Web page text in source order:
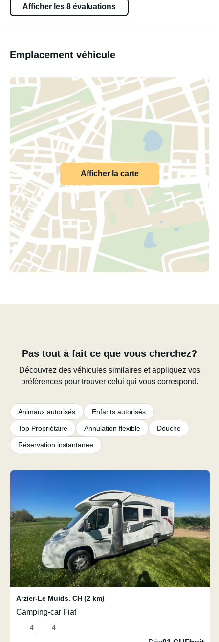
Afficher les 8 évaluations
Emplacement véhicule
Afficher la carte
Pas tout à fait ce que vous cherchez?
Découvrez des véhicules similaires et appliquez vos
préférences pour trouver celui qui vous correspond.
Animaux autorisés Enfants autorisés
Top Propriétaire Annulation flexible Douche
Réservation instantanée
Arzier-Le Muids, CH (2 km)
Camping-car Fiat
4 4